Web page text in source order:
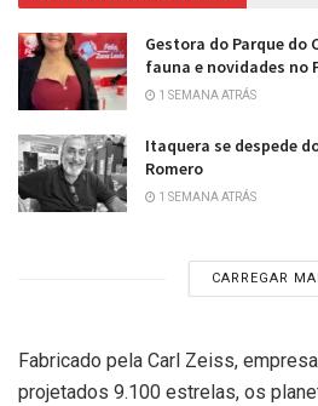
Gestora do Parque do
fauna e novidades no
1 SEMANA ATRÁS
Itaquera se despede
Romero
1 SEMANA ATRÁS
CARREGAR
Fabricado pela Carl Zeiss,
projetados 9.100 estrelas, os